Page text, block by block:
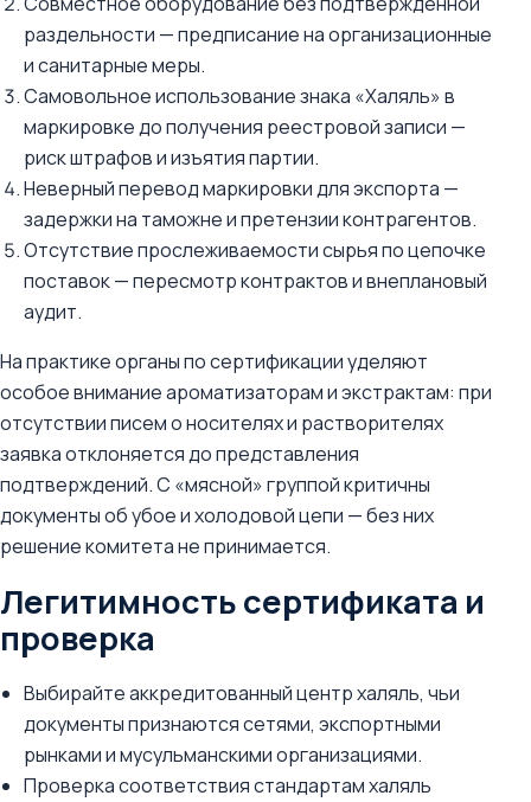
раздельности — предписание на организационные
и санитарные меры.
Самовольное использование знака «Халяль» в
маркировке до получения реестровой записи —
риск штрафов и изъятия партии.
Неверный перевод маркировки для экспорта —
задержки на таможне и претензии контрагентов.
Отсутствие прослеживаемости сырья по цепочке
поставок — пересмотр контрактов и внеплановый
аудит.
На практике органы по сертификации уделяют
особое внимание ароматизаторам и экстрактам: при
отсутствии писем о носителях и растворителях
заявка отклоняется до представления
подтверждений. С «мясной» группой критичны
документы об убое и холодовой цепи — без них
решение комитета не принимается.
Легитимность сертификата и
проверка
Выбирайте аккредитованный центр халяль, чьи
документы признаются сетями, экспортными
рынками и мусульманскими организациями.
Проверка соответствия стандартам халяль